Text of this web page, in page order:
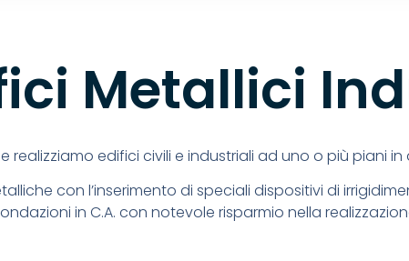
Metallici
realizziamo edifici civili e industriali ad uno o più piani
con l’inserimento di speciali dispositivi di
in C.A. con notevole risparmio nella